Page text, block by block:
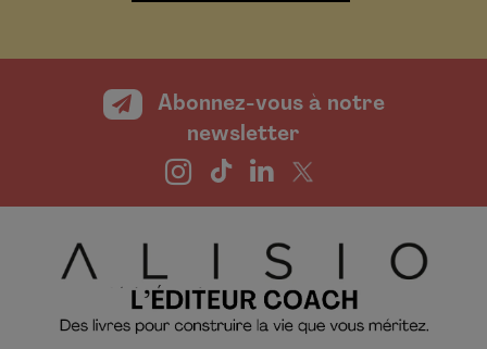
Abonnez-vous à notre
newsletter